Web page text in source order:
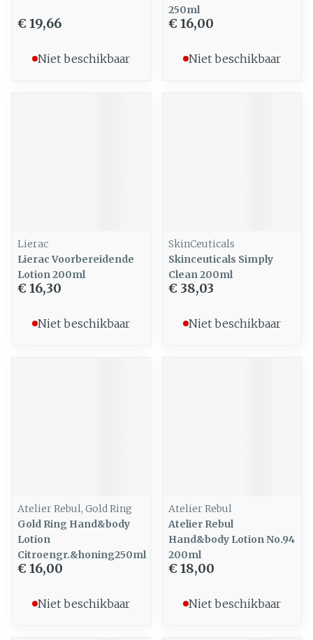
€ 19,66
Niet beschikbaar
250ml
€ 16,00
Niet beschikbaar
Lierac
Lierac Voorbereidende
Lotion 200ml
€ 16,30
Niet beschikbaar
SkinCeuticals
Skinceuticals Simply
Clean 200ml
€ 38,03
Niet beschikbaar
Atelier Rebul, Gold Ring
Gold Ring Hand&body
Lotion
Citroengr.&honing250ml
€ 16,00
Niet beschikbaar
Atelier Rebul
Atelier Rebul
Hand&body Lotion No.94
200ml
€ 18,00
Niet beschikbaar